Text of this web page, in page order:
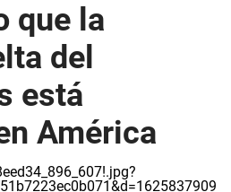
que la
del
está
América